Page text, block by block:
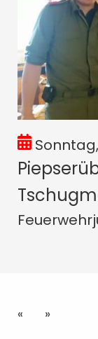
Sonntag,
« »